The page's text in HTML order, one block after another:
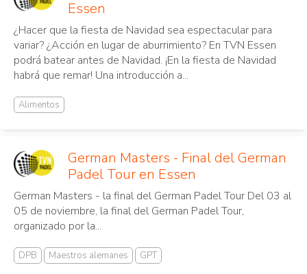
Essen
¿Hacer que la fiesta de Navidad sea espectacular para
variar? ¿Acción en lugar de aburrimiento? En TVN Essen
podrá batear antes de Navidad. ¡En la fiesta de Navidad
habrá que remar! Una introducción a...
Alimentos
German Masters - Final del German
Padel Tour en Essen
German Masters - la final del German Padel Tour Del 03 al
05 de noviembre, la final del German Padel Tour,
organizado por la...
DPB Maestros alemanes GPT